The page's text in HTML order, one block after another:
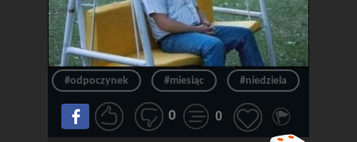
#odpoczynek #miesiąc #niedziela
0 0